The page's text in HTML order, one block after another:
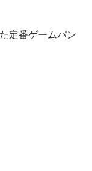
定番ゲームパン